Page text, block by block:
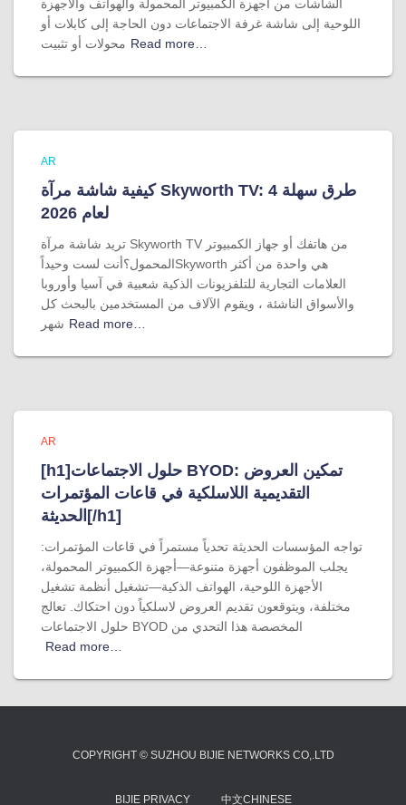
الشاشات من أجهزة الكمبيوتر المحمولة والهواتف والأجهزة
اللوحية إلى شاشة غرفة الاجتماعات دون الحاجة إلى كابلات أو
محولات أو تثبيت Read more…
AR
كيفية شاشة مرآة Skyworth TV: 4 طرق سهلة
لعام 2026
تريد شاشة مرآة Skyworth TV من هاتفك أو جهاز الكمبيوتر
المحمول؟أنت لست وحيداًSkyworth هي واحدة من أكثر
العلامات التجارية للتلفزيونات الذكية شعبية في آسيا وأوروبا
والأسواق الناشئة ، ويقوم الآلاف من المستخدمين بالبحث كل
شهر Read more…
AR
[h1]حلول الاجتماعات BYOD: تمكين العروض
التقديمية اللاسلكية في قاعات المؤتمرات
الحديثة[/h1]
تواجه المؤسسات الحديثة تحدياً مستمراً في قاعات المؤتمرات:
يجلب الموظفون أجهزة متنوعة—أجهزة الكمبيوتر المحمولة،
الأجهزة اللوحية، الهواتف الذكية—تشغيل أنظمة تشغيل
مختلفة، ويتوقعون تقديم العروض لاسلكياً دون احتكاك. تعالج
حلول الاجتماعات BYOD المخصصة هذا التحدي من
Read more…
COPYRIGHT © SUZHOU BIJIE NETWORKS CO,.LTD
BIJIE PRIVACY 中文CHINESE